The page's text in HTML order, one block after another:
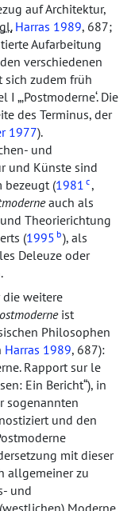
auf Architektur,
Harras 1989, 687;
Aufarbeitung
verschiedenen
sich zudem früh
I Postmoderne. Die
des Terminus, der
1977).
und
und Künste sind
bezeugt (1981 c ,
auch als
Theorierichtung
(1995 b), als
Deleuze oder
die weitere
ist
Philosophen
Harras 1989, 687):
Rapport sur le
Ein Bericht ), in
sogenannten
und den
mit dieser
allgemeiner zu
und
Moderne